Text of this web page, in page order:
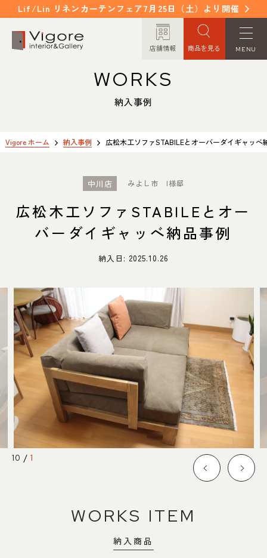
Lif/Lin リネンカーテンフェア7月25日（土）より開催
店舗情報 商品を見る MENU
イベント/ニュース
CONCEPT
ITEM
商品紹介
WORKS
よくあるご質問
コラム
店舗情報
NAKAGAWA
中川店
MEITO
名東店
ORDER MADE
オーダーメイド
お問い合わせ
PRIVACY POLICY
プライバシーポリシー
TRANSACTION
特定商取引法に基づく表記
中川店
〒454-0825 名古屋市中川区好
Google map
平日 11：00～18：00
定休日
水曜日（祝日は営業）
052-361-5551
WORKS
納入事例
Vigore ホーム 納入事例 広松木工ソファSTABILEとオーバーダイギャッベ
中川店 みよし市 I様邸
広松木工ソファSTABILEとオー
バーダイギャッベ納品事例
納入日: 2025.10.26
10 /1
WORKS ITEM
納入商品